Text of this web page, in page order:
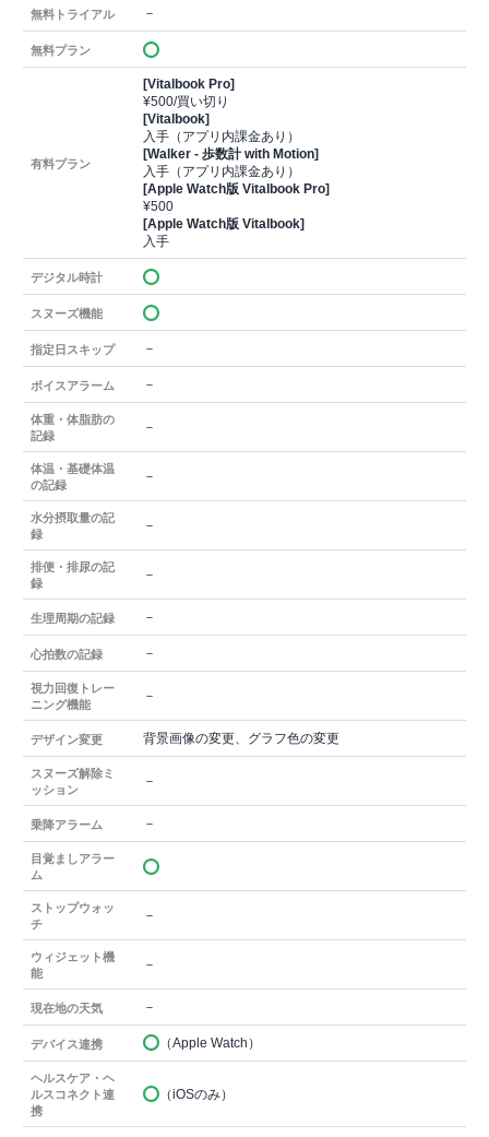
無料トライアル －
無料プラン
有料プラン
[Vitalbook Pro]
¥500/買い切り
[Vitalbook]
入手（アプリ内課金あり）
[Walker - 歩数計 with Motion]
入手（アプリ内課金あり）
[Apple Watch版 Vitalbook Pro]
¥500
[Apple Watch版 Vitalbook]
入手
デジタル時計
スヌーズ機能
指定日スキップ －
ボイスアラーム －
体重・体脂肪の
記録
－
体温・基礎体温
の記録
－
水分摂取量の記
録
－
排便・排尿の記
録
－
生理周期の記録 －
心拍数の記録 －
視力回復トレー
ニング機能
－
デザイン変更 背景画像の変更、グラフ色の変更
スヌーズ解除ミ
ッション
－
乗降アラーム －
目覚ましアラー
ム
ストップウォッ
チ
－
ウィジェット機
能
－
現在地の天気 －
デバイス連携 （Apple Watch）
ヘルスケア・ヘ
ルスコネクト連
携
（iOSのみ）